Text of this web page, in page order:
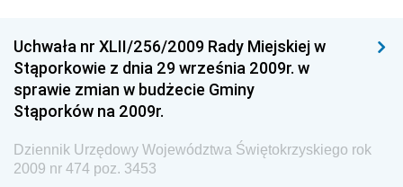
Chemicznego i Lekkiego
Dziennik Urzędowy Ministerstwa Rolnictwa i
Gospodarki Żywnościowej
Społecznej
Dziennik Urzędowy Ministra Cyfryzacji
Uchwała nr XLII/256/2009 Rady Miejskiej w
Stąporkowie z dnia 29 września 2009r. w
sprawie zmian w budżecie Gminy
Stąporków na 2009r.
Dziennik Urzędowy Województwa Świętokrzyskiego rok
2009 nr 474 poz. 3453